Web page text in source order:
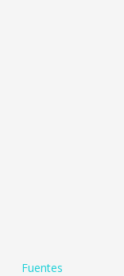
Fuentes